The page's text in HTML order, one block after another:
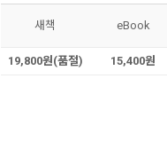
새책 eBook
19,800원(품절) 15,400원